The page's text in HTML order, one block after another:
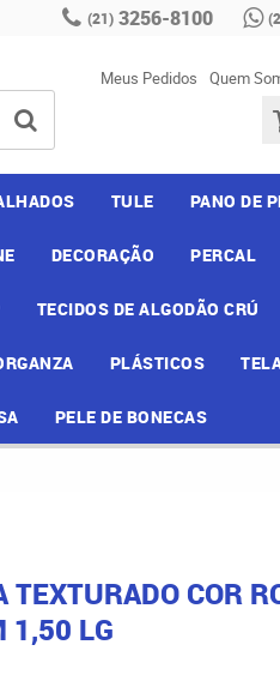
(21) 3256-8100
Meus Pedidos Quem
TULE PANO DE
DECORAÇÃO PERCAL
TECIDOS DE ALGODÃO CRÚ
PLÁSTICOS
PELE DE BONECAS
COR
1,50 LG